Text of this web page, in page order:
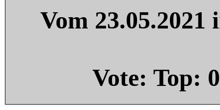
Vom
Vote: Top: 0